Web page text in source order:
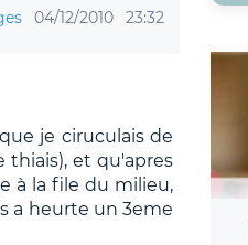
04/12/2010 23:32
je ciruculais de
thiais), et qu'apres
à la file du milieu,
a heurte un 3eme